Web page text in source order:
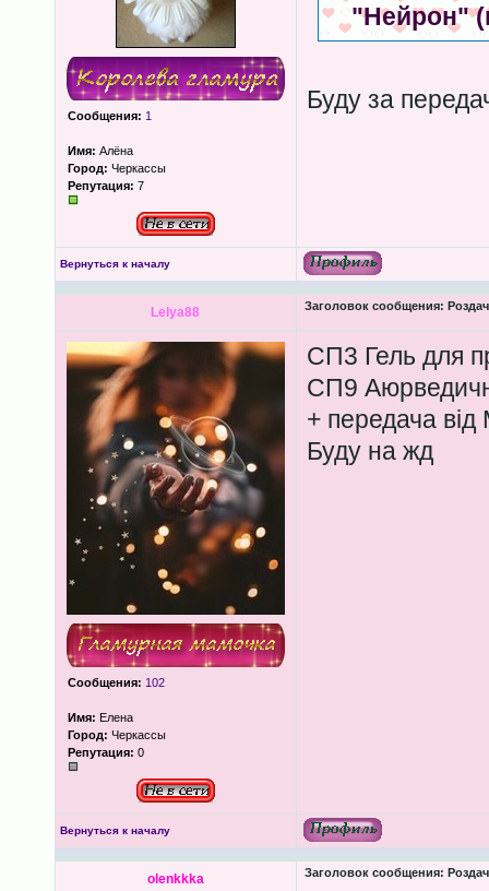
Сообщения: 1
Имя: Алёна
Город: Черкассы
Репутация: 7
"Нейрон"
Буду за
Вернуться к началу
Lelya88 Заголовок сообщения:
Сообщения: 102
Имя: Елена
Город: Черкассы
Репутация: 0
СП3 Гель для
СП9
+ передача від
Буду на жд
Вернуться к началу
olenkkka Заголовок сообщения: